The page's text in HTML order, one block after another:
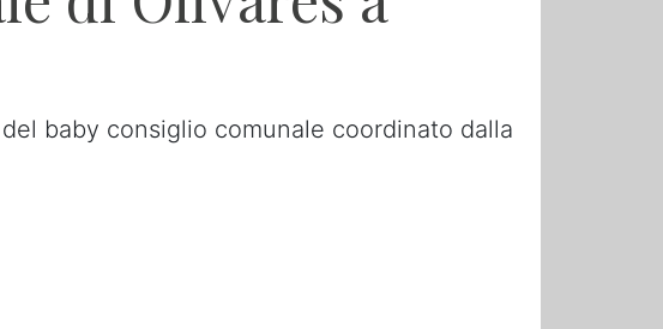
baby consiglio comunale coordinato dalla